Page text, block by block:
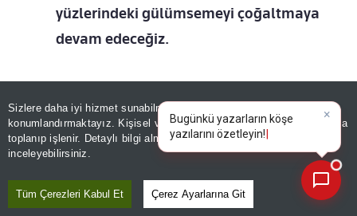
Sizlere daha iyi hizmet sunabilmek adına sitemizde
konumlandırmaktayız. Kişisel verileriniz, KVKK ve GDPR kapsamında
toplanıp işlenir. Detaylı bilgi almak içinAydınlatma Metnimizi
inceleyebilirsiniz.
Tüm Çerezleri Kabul Et Çerez Ayarlarına Git
yüzlerindeki gülümsemeyi çoğaltmaya
devam edeceğiz.
Bugünkü